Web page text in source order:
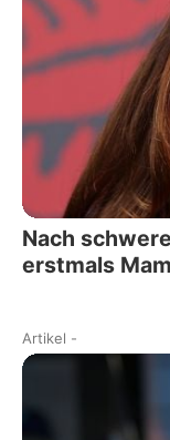
Nach
erstmals
Artikel -